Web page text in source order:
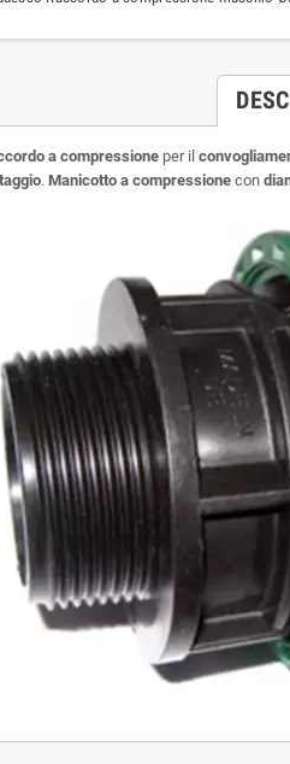
a compressione per il
. Manicotto a compressione con